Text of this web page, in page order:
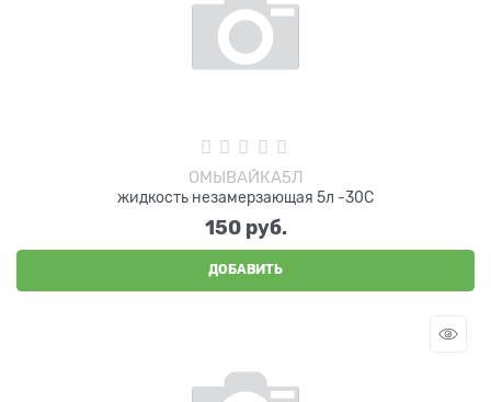
ОМЫВАЙКА5Л
жидкость незамерзающая 5л -30С
150 руб.
ДОБАВИТЬ